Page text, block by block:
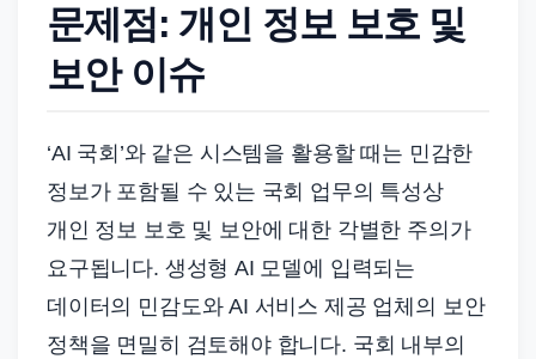
문제점: 개인 정보 보호 및
보안 이슈
‘AI 국회’와 같은 시스템을 활용할 때는 민감한
정보가 포함될 수 있는 국회 업무의 특성상
개인 정보 보호 및 보안에 대한 각별한 주의가
요구됩니다. 생성형 AI 모델에 입력되는
데이터의 민감도와 AI 서비스 제공 업체의 보안
정책을 면밀히 검토해야 합니다. 국회 내부의